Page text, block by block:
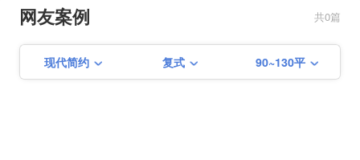
不满意可全额退款！！
网友案例 共0篇
现代简约 复式 90~130平